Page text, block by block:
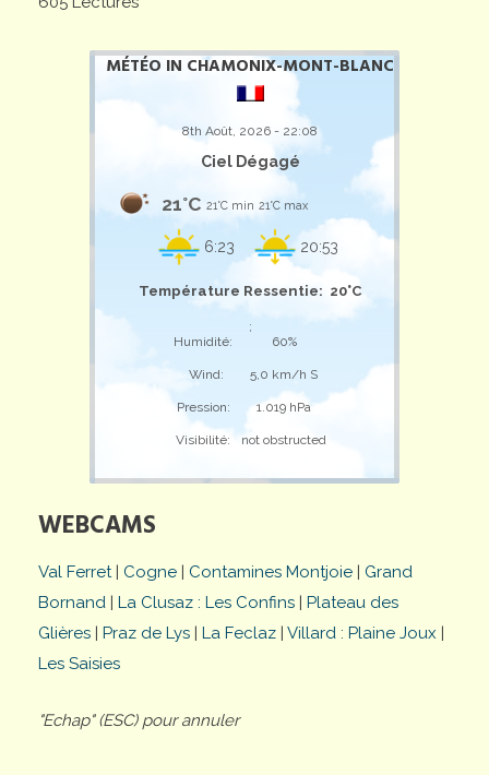
MÉTÉO IN CHAMONIX-MONT-BLANC
8th Août, 2026 - 22:08
Ciel Dégagé
21°C 21°C min 21°C max
6:23 20:53
Température Ressentie: 20°C
;
Humidité:
60%
Wind: 5,0 km/h S
Pression: 1.019 hPa
Visibilité: not obstructed
WEBCAMS
Val Ferret| Cogne | Contamines Montjoie | Grand
Bornand | La Clusaz : Les Confins | Plateau des
Glières | Praz de Lys | La Feclaz | Villard : Plaine Joux |
Les Saisies
"Echap" (ESC) pour annuler